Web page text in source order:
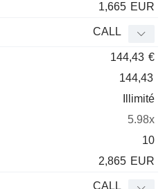
1,665 EUR
CALL
144,43 €
144,43
Illimité
5.98x
10
2,865 EUR
CALL